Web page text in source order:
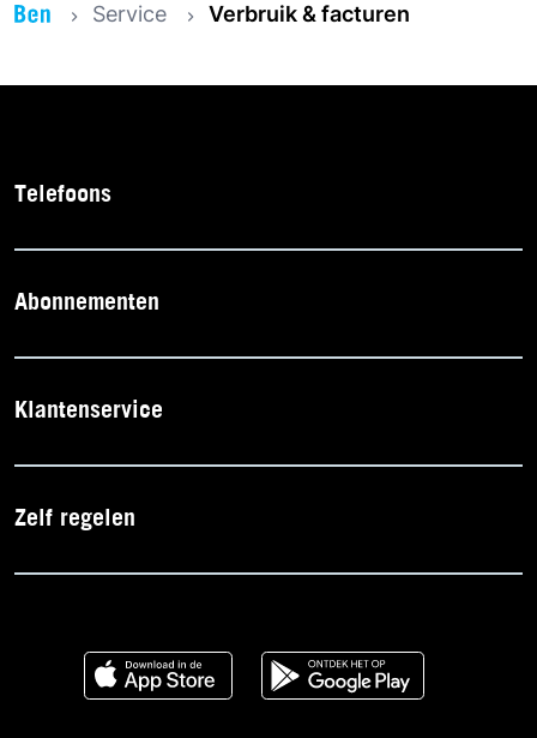
Service Verbruik & facturen
Telefoons
Abonnementen
Klantenservice
Zelf regelen